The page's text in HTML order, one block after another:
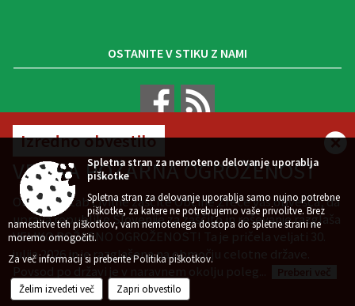
Izredno obvestilo
VELIKA POŽARNA OGROŽENOST
Občinski štab civilne zaščite Občine Zreče vas obvešča, da
uprava republike Slovenije za zaščito in reševanje razglaša
VELIKO POŽARNO OGROŽENOST! Ta je pričela veljati 30.
julija 2026 in je razglašena na območju celotne države.
OSTANITE V STIKU Z NAMI
VREMENSKA NAPOVED
Zasnova, izvedba in vzdrževanje: Sigmateh d.o.o.
Splošni pogoji spletne strani | Center za varstvo osebnih podatkov
Izjava o dostopnosti (ZDSMA) | Politika piškotkov
Spletna stran za nemoteno delovanje uporablja
piškotke
Spletna stran za delovanje uporablja samo nujno potrebne
piškotke, za katere ne potrebujemo vaše privolitve. Brez
namestitve teh piškotkov, vam nemotenega dostopa do spletne strani ne
moremo omogočiti.
Za več informacij si preberitePolitika piškotkov.
Želim izvedeti več Zapri obvestilo